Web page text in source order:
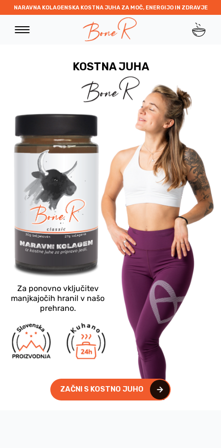
NARAVNA KOLAGENSKA KOSTNA JUHA ZA MOČ, ENERGIJO IN ZDRAVJE
KOSTNA JUHA
Za ponovno vključitev
manjkajočih hranil v našo
prehrano.
ZAČNI S KOSTNO JUHO